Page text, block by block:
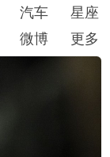
汽车
星座
微博 更多